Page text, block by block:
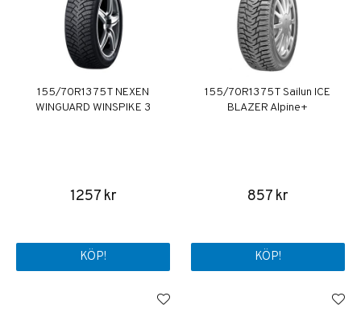
155/70R13 75T NEXEN
WINGUARD WINSPIKE 3
1257 kr
KÖP!
155/70R13 75T Sailun ICE
BLAZER Alpine+
857 kr
KÖP!